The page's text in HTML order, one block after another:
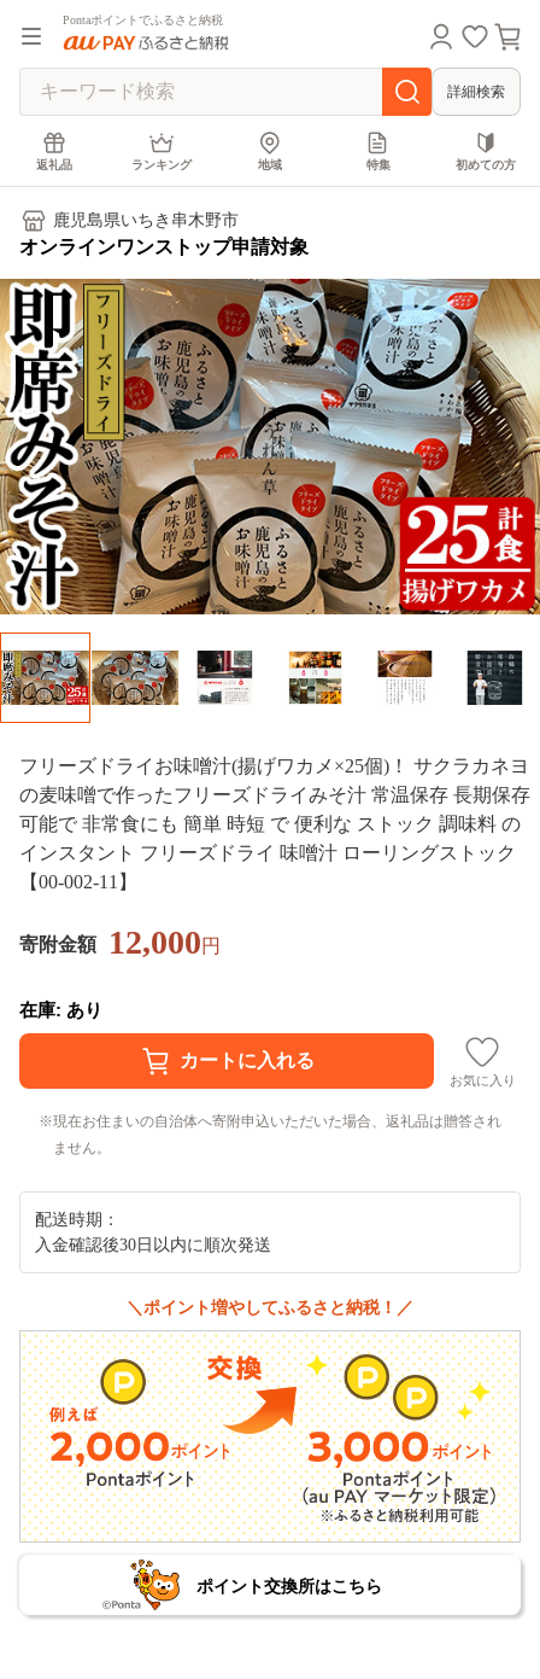
Pontaポイントでふるさと納税
詳細検索
返礼品 ランキング 地域 特集 初めての方
鹿児島県いちき串木野市
オンラインワンストップ申請対象
フリーズドライお味噌汁(揚げワカメ×25個)！ サクラカネヨ
の麦味噌で作ったフリーズドライみそ汁 常温保存 長期保存
可能で 非常食にも 簡単 時短 で 便利な ストック 調味料 の
インスタント フリーズドライ 味噌汁 ローリングストック
【00-002-11】
寄附金額 12,000円
在庫: あり
お気に入り
現在お住まいの自治体へ寄附申込いただいた場合、返礼品は贈答され
ません。
配送時期：
入金確認後30日以内に順次発送
＼ポイント増やしてふるさと納税！／
ポイント交換所はこちら